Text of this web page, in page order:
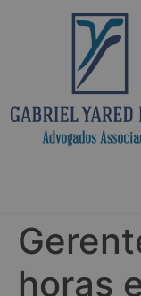
horas